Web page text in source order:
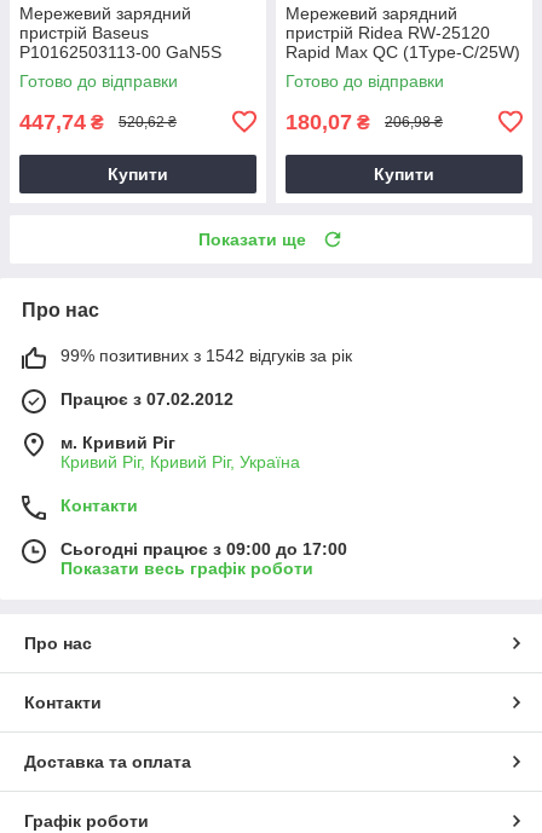
Мережевий зарядний
пристрій Baseus
P10162503113-00 GaN5S
QC3.0 (1Type-C/20W)
чорний, зарядний пристрій
Готово до відправки
447,74 ₴ 520,62 ₴
Купити
Мережевий зарядний
пристрій Ridea RW-25120
Rapid Max QC (1Type-C/25W)
білий, блок живлення для
смартфона
Готово до відправки
180,07 ₴ 206,98 ₴
Купити
Показати ще
Про нас
99% позитивних з 1542 відгуків за рік
Працює з 07.02.2012
м. Кривий Ріг
Кривий Ріг, Кривий Ріг, Україна
Контакти
Сьогодні працює з 09:00 до 17:00
Показати весь графік роботи
Про нас
Контакти
Доставка та оплата
Графік роботи